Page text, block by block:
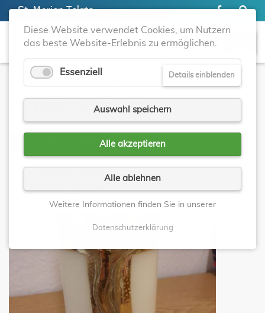
St. Marien Telgte
EINLADUNG ZUM
GEBETSABEND
08.12.2023, 19:00
EINLADUNG ZUM
GEBETSABEND
Diese Website verwendet Cookies, um Nutzern
das beste Website-Erlebnis zu ermöglichen.
Essenziell Details einblenden
Auswahl speichern
Alle akzeptieren
Alle ablehnen
Weitere Informationen finden Sie in unserer
Datenschutzerklärung